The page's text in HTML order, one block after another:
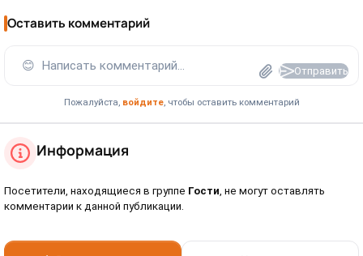
Оставить комментарий
😊 Написать комментарий... Отправить
Пожалуйста, войдите, чтобы оставить комментарий
Информация
Посетители, находящиеся в группе Гости , не могут оставлять
комментарии к данной публикации.